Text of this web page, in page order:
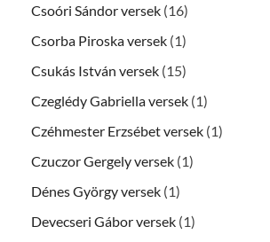
Csoóri Sándor versek (16)
Csorba Piroska versek (1)
Csukás István versek (15)
Czeglédy Gabriella versek (1)
Czéhmester Erzsébet versek (1)
Czuczor Gergely versek (1)
Dénes György versek (1)
Devecseri Gábor versek (1)